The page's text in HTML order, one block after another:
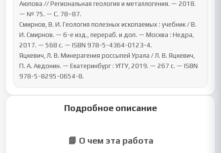
Аюпова // Региональная геология и металлогения. — 2018.
— № 75. — С. 78–87.
Смирнов, В. И. Геология полезных ископаемых : учебник / В.
И. Смирнов. — 6-е изд., перераб. и доп. — Москва : Недра,
2017. — 568 с. — ISBN 978-5-4364-0123-4.
Яцкевич, Л. В. Минерагения россыпей Урала / Л. В. Яцкевич,
П. А. Авдонин. — Екатеринбург : УГГУ, 2019. — 267 с. — ISBN
978-5-8295-0654-8.
Подробное описание
📘 О чем эта работа